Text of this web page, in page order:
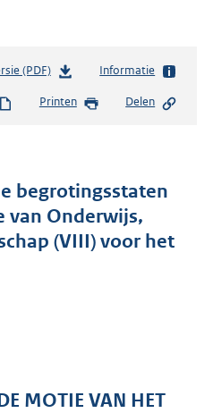
(PDF)b
s
s
g
r
K
Informatie
Printen Delen
begrotingsstaten
van Onderwijs,
(VIII) voor het
MOTIE VAN HET